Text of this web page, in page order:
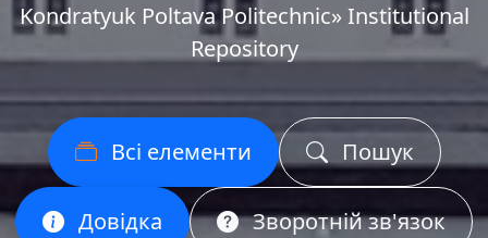
Kondratyuk Poltava Politechnic» Institutional
Repository
Всі елементи Пошук
Довідка Зворотній зв'язок